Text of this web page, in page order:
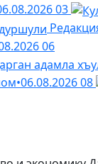
03
06
адамла
•06.08.202608